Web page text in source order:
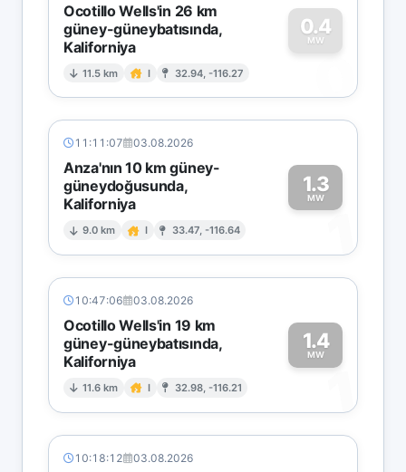
Ocotillo Wells'in 26 km
güney-güneybatısında,
Kaliforniya
11.5 km I 32.94, -116.27
0.4
MW
0
11:11:07 03.08.2026
Anza'nın 10 km güney-
güneydoğusunda,
Kaliforniya
9.0 km I 33.47, -116.64
1.3
MW
1
10:47:06 03.08.2026
Ocotillo Wells'in 19 km
güney-güneybatısında,
Kaliforniya
11.6 km I 32.98, -116.21
1.4
MW
1
10:18:12 03.08.2026